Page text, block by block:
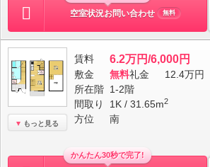
空室状況お問い合わせ 無料
もっと見る
賃料 6.2万円/6,000円
敷金 無料礼金
12.4万円
所在階 1-2階
間取り
1K / 31.65m2
方位 南
かんたん30秒で完了!